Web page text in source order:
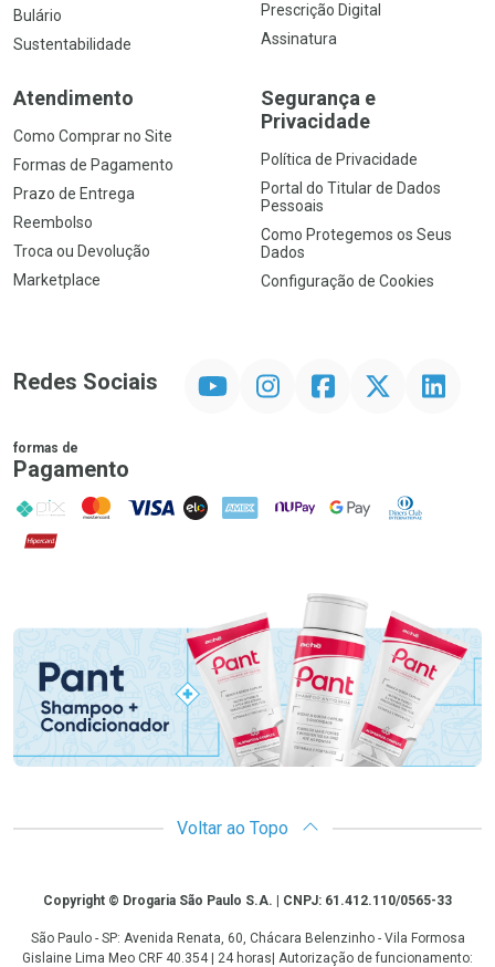
Bulário
Sustentabilidade
Prescrição Digital
Assinatura
Atendimento
Como Comprar no Site
Formas de Pagamento
Prazo de Entrega
Reembolso
Troca ou Devolução
Marketplace
Segurança e
Privacidade
Política de Privacidade
Portal do Titular de Dados
Pessoais
Como Protegemos os Seus
Dados
Configuração de Cookies
Redes Sociais InstagramFacebookTwitter Linkedin
formas de
Pagamento
PIX MasterCard
VISA ELO AMEX NuPay Google PayDiners Club
Hipercard
Promoção em Destaque
Voltar ao Topo
CopyrightCopyright © Drogaria São Paulo S.A. | CNPJ: 61.412.110/0565-33
São Paulo - SP: Avenida Renata, 60, Chácara Belenzinho - Vila Formosa
Gislaine Lima Meo CRF 40.354 | 24 horas| Autorização de funcionamento: